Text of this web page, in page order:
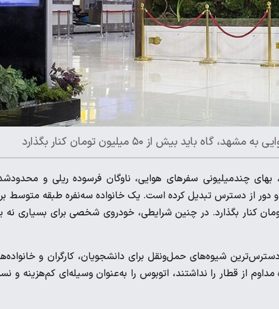
بیش از ۵۰ میلیون تومان کنار بگذارد
بهای چندمیلیونی سفرهای هوایی، ناوگان فرسوده ریلی و
دور از دسترس تبدیل کرده است. یک خانواده سه‌نفره طبقه متوسط
به مشهد، گاه باید بیش از ۵۰ میلیون تومان کنار بگذارد. در چنین شرایطی، خودروی شخصی برای بسیاری
شیوه‌های حمل‌ونقل برای دانشجویان، کارگران و
از قطار را نداشتند، اتوبوس را به‌عنوان وسیله‌ای کم‌هزینه و